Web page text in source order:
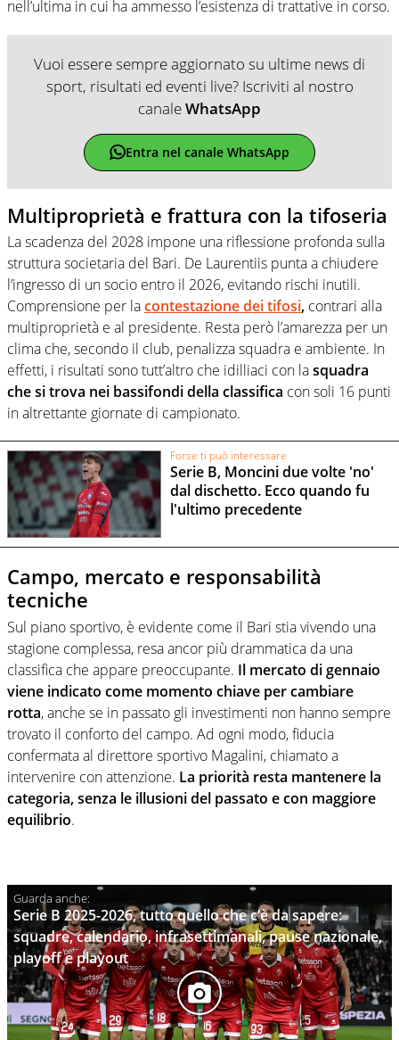
nell’ultima in cui ha ammesso l’esistenza di trattative in corso.
Vuoi essere sempre aggiornato su ultime news di
sport, risultati ed eventi live? Iscriviti al nostro
canaleWhatsApp
Entra nel canale WhatsApp
Multiproprietà e frattura con la tifoseria
La scadenza del 2028 impone una riflessione profonda sulla
struttura societaria del Bari. De Laurentiis punta a chiudere
l’ingresso di un socio entro il 2026, evitando rischi inutili.
Comprensione per lacontestazione dei tifosi, contrari alla
multiproprietà e al presidente. Resta però l’amarezza per un
clima che, secondo il club, penalizza squadra e ambiente. In
effetti, i risultati sono tutt’altro che idilliaci con lasquadra
che si trova nei bassifondi della classifica con soli 16 punti
in altrettante giornate di campionato.
Forse ti può interessare
Serie B, Moncini due volte 'no'
dal dischetto. Ecco quando fu
l'ultimo precedente
Campo, mercato e responsabilità
tecniche
Sul piano sportivo, è evidente come il Bari stia vivendo una
stagione complessa, resa ancor più drammatica da una
classifica che appare preoccupante. Il mercato di gennaio
viene indicato come momento chiave per cambiare
rotta, anche se in passato gli investimenti non hanno sempre
trovato il conforto del campo. Ad ogni modo, fiducia
confermata al direttore sportivo Magalini, chiamato a
intervenire con attenzione. La priorità resta mantenere la
categoria, senza le illusioni del passato e con maggiore
equilibrio.
Serie B 2025-2026, tutto quello che c’è da sapere:
squadre, calendario, infrasettimanali, pause nazionale,
playoff e playout